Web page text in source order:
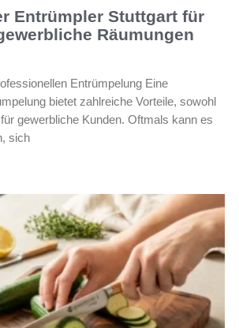
Entrümpler Stuttgart für
Räumungen
Entrümpelung Eine
bietet zahlreiche Vorteile, sowohl
gewerbliche Kunden. Oftmals kann es
sich